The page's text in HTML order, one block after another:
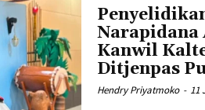
Narapidana
Kanwil
Ditjenpas
Hendry Priyatmoko - 11